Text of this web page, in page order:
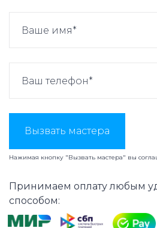
Вызвать мастера
Нажимая кнопку "Вызвать мастера" вы
Принимаем оплату любым
способом: